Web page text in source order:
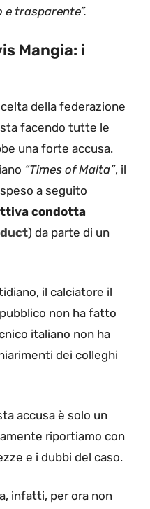
trasparente”.
Mangia: i
della federazione
facendo tutte le
una forte accusa.
“Times of Malta”, il
a seguito
condotta
) da parte di un
il calciatore il
non ha fatto
italiano non ha
dei colleghi
accusa è solo un
riportiamo con
e i dubbi del caso.
infatti, per ora non